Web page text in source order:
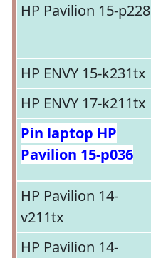
HP Pavilion 15-p228
HP ENVY 15-k231tx
HP ENVY 17-k211tx
Pin laptop HP
Pavilion 15-p036
HP Pavilion 14-
v211tx
HP Pavilion 14-